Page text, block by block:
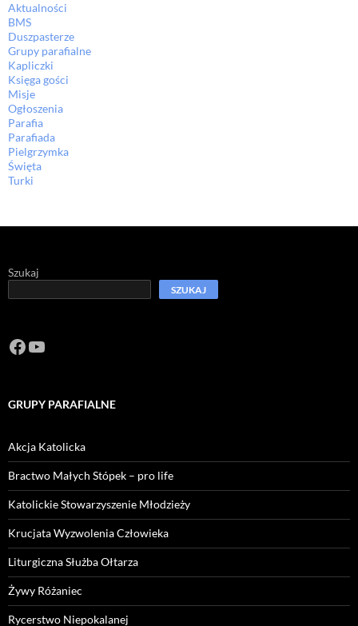
Aktualności
BMS
Duszpasterze
Grupy parafialne
Kapliczki
Księga gości
Misje
Ogłoszenia
Parafia
Parafiada
Pielgrzymka
Święta
Turki
Szukaj
SZUKAJ
Facebook
https://www.youtube.com/channel/
GRUPY PARAFIALNE
Akcja Katolicka
Bractwo Małych Stópek – pro life
Katolickie Stowarzyszenie Młodzieży
Krucjata Wyzwolenia Człowieka
Liturgiczna Służba Ołtarza
Żywy Różaniec
Rycerstwo Niepokalanej